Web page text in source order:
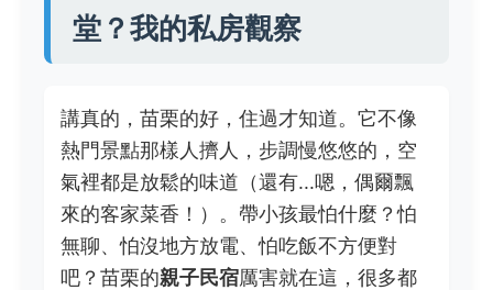
堂？我的私房觀察
講真的，苗栗的好，住過才知道。它不像
熱門景點那樣人擠人，步調慢悠悠的，空
氣裡都是放鬆的味道（還有...嗯，偶爾飄
來的客家菜香！）。帶小孩最怕什麼？怕
無聊、怕沒地方放電、怕吃飯不方便對
吧？苗栗的親子民宿厲害就在這，很多都